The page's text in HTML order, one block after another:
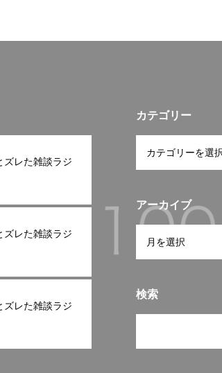
ズレた雑談ラジ
ズレた雑談ラジ
ズレた雑談ラジ
カテゴリー
アーカイブ
検索